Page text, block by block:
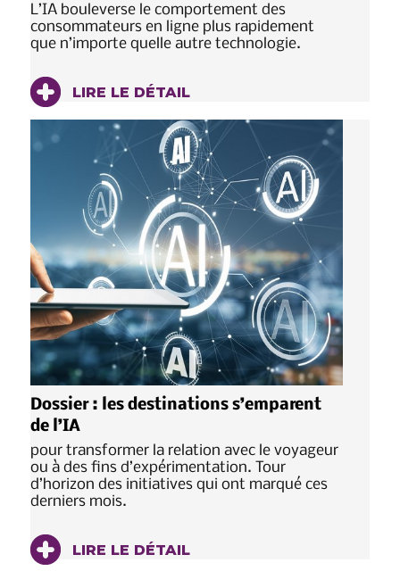
L’IA bouleverse le comportement des
consommateurs en ligne plus rapidement
que n’importe quelle autre technologie.
LIRE LE DÉTAIL
Dossier : les destinations s’emparent
de l’IA
pour transformer la relation avec le voyageur
ou à des fins d’expérimentation. Tour
d’horizon des initiatives qui ont marqué ces
derniers mois.
LIRE LE DÉTAIL